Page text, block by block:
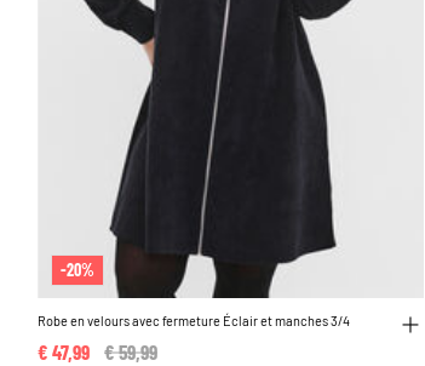
-20%
Robe en velours avec fermeture Éclair et manches 3/4
Price reduced from
€ 59,99
€ 47,99